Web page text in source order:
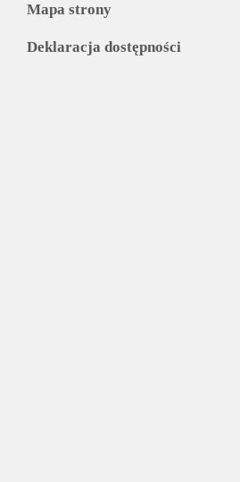
Mapa strony
Deklaracja dostępności